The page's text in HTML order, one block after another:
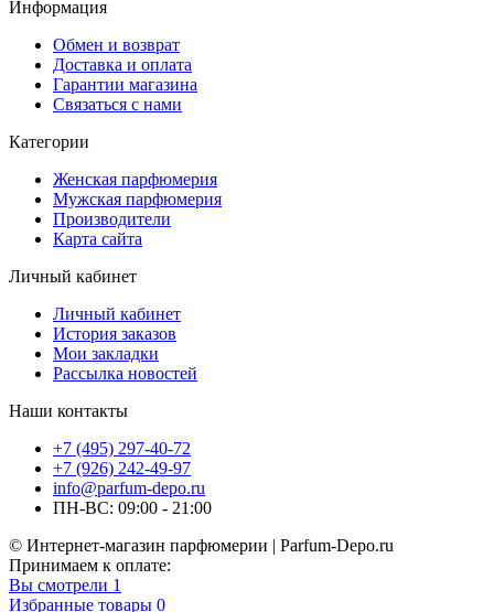
Информация
Обмен и возврат
Доставка и оплата
Гарантии магазина
Связаться с нами
Категории
Женская парфюмерия
Мужская парфюмерия
Производители
Карта сайта
Личный кабинет
Личный кабинет
История заказов
Мои закладки
Рассылка новостей
Наши контакты
+7 (495) 297-40-72
+7 (926) 242-49-97
info@parfum-depo.ru
ПН-ВС: 09:00 - 21:00
© Интернет-магазин парфюмерии | Parfum-Depo.ru
Принимаем к оплате:
Вы смотрели 1
Избранные товары 0